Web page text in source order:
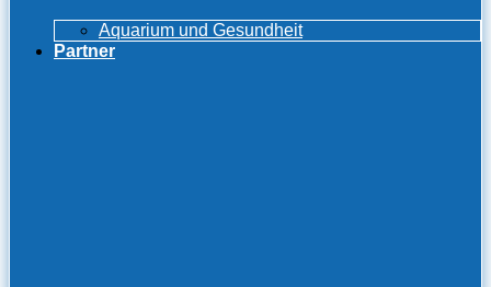
Aquarium und Gesundheit
Partner